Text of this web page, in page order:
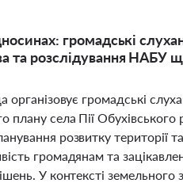
громадські
та розслідування НАБУ
громадські
плану села Пії
розвитку території
громадянам та
У контексті